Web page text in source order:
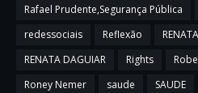
Rafael Prudente,Segurança Pública
redessociais
Reflexão
RENATA DAGUIAR
Rights
Roney Nemer
saude SAUDE